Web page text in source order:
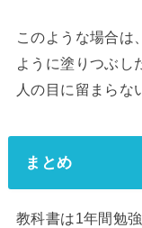
このような場合は
ように塗りつぶし
人の目に留まらな
まとめ
教科書は1年間勉